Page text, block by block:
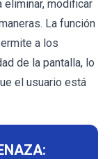
eliminar, modificar
La función
a los
de la pantalla, lo
el usuario está